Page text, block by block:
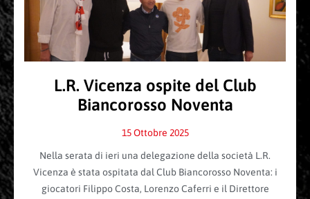
L.R. Vicenza ospite del Club
Biancorosso Noventa
15 Ottobre 2025
Nella serata di ieri una delegazione della società L.R.
Vicenza è stata ospitata dal Club Biancorosso Noventa: i
giocatori Filippo Costa, Lorenzo Caferri e il Direttore